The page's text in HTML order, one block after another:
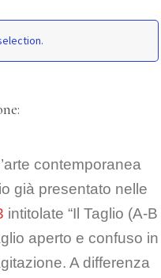
contemporanea
già presentato nelle
intitolate “Il Taglio (A-B
aperto e confuso in
A differenza